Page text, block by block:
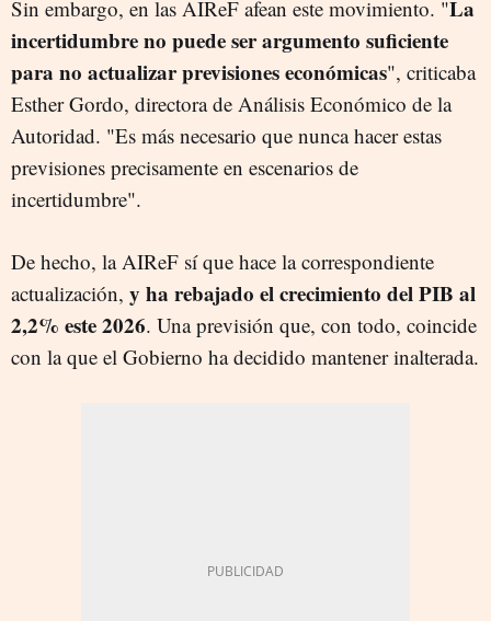
Sin embargo, en las AIReF afean este movimiento. "La
incertidumbre no puede ser argumento suficiente
para no actualizar previsiones económicas", criticaba
Esther Gordo, directora de Análisis Económico de la
Autoridad. "Es más necesario que nunca hacer estas
previsiones precisamente en escenarios de
incertidumbre".
De hecho, la AIReF sí que hace la correspondiente
actualización, y ha rebajado el crecimiento del PIB al
2,2% este 2026. Una previsión que, con todo, coincide
con la que el Gobierno ha decidido mantener inalterada.